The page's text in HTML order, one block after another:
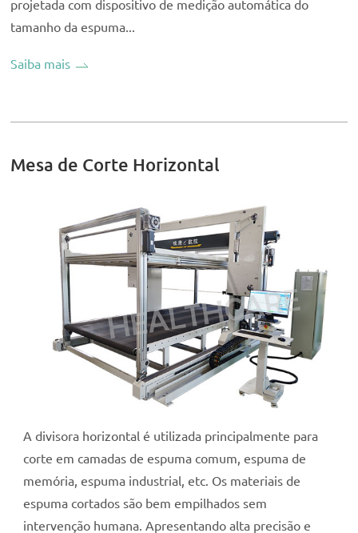
projetada com dispositivo de medição automática do
tamanho da espuma...
Saiba mais
Mesa de Corte Horizontal
A divisora horizontal é utilizada principalmente para
corte em camadas de espuma comum, espuma de
memória, espuma industrial, etc. Os materiais de
espuma cortados são bem empilhados sem
intervenção humana. Apresentando alta precisão e